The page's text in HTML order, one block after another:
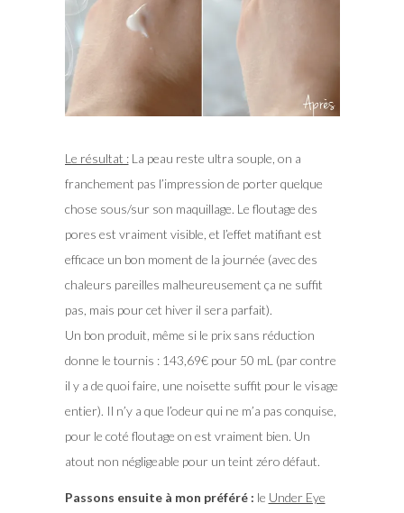
Le résultat :La peau reste ultra souple, on a
franchement pas l’impression de porter quelque
chose sous/sur son maquillage. Le floutage des
pores est vraiment visible, et l’effet matifiant est
efficace un bon moment de la journée (avec des
chaleurs pareilles malheureusement ça ne suffit
pas, mais pour cet hiver il sera parfait).
Un bon produit, même si le prix sans réduction
donne le tournis : 143,69€ pour 50 mL (par contre
il y a de quoi faire, une noisette suffit pour le visage
entier). Il n’y a que l’odeur qui ne m’a pas conquise,
pour le coté floutage on est vraiment bien. Un
atout non négligeable pour un teint zéro défaut.
Passons ensuite à mon préféré : le Under Eye